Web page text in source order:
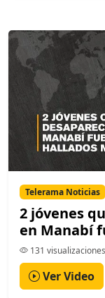
Telerama Noticias
2 jóvenes
en Manabí
131 visualizaciones
Ver Video